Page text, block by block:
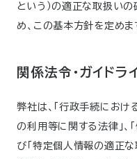
という）の適正な取扱い
め、この基本方針を定めま
関係法令・ガイドラ
弊社は、「行政手続にお
の利用等に関する法律」、
び「特定個人情報の適正な